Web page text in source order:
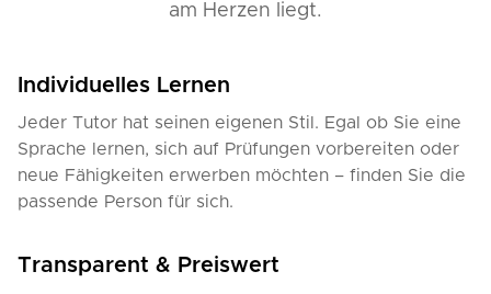
am Herzen liegt.
Individuelles Lernen
Jeder Tutor hat seinen eigenen Stil. Egal ob Sie eine
Sprache lernen, sich auf Prüfungen vorbereiten oder
neue Fähigkeiten erwerben möchten – finden Sie die
passende Person für sich.
Transparent & Preiswert